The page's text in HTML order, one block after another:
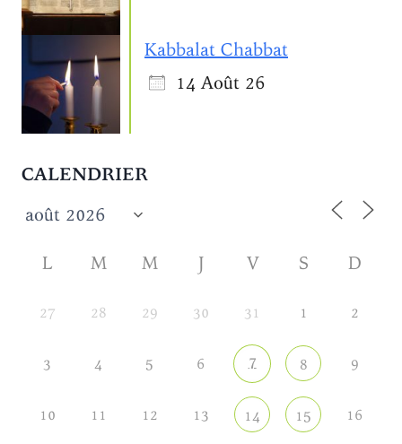
Kabbalat Chabbat
14 Août 26
CALENDRIER
L M M J V S D
27 28 29 30 31 1 2
3 4 5 6 7 8 9
10 11 12 13 14 15 16